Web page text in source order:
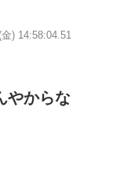
) 14:58:04.51
やからな